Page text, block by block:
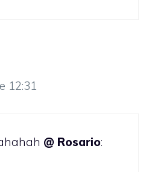
12:31
@ Rosario: